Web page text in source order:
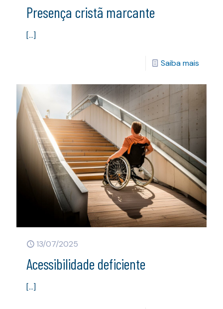
Presença cristã marcante
[…]
Saiba mais
13/07/2025
Acessibilidade deficiente
[…]